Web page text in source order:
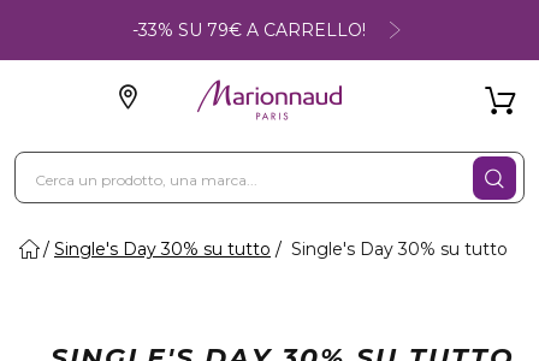
-33% SU 79€ A CARRELLO!
Single's Day 30% su tutto Single's Day 30% su tutto